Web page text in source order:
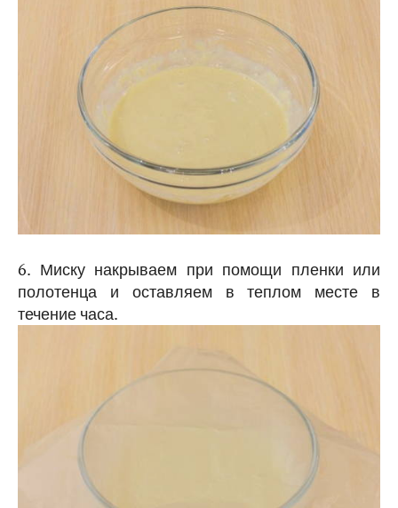
6. Миску накрываем при помощи пленки или
полотенца и оставляем в теплом месте в
течение часа.